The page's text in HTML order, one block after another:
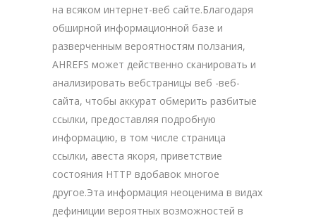
на всяком интернет-веб сайте.Благодаря
обширной информационной базе и
разверченным вероятностям ползания,
AHREFS может действенно сканировать и
анализировать вебстраницы веб -веб-
сайта, чтобы аккурат обмерить разбитые
ссылки, предоставляя подробную
информацию, в том числе страница
ссылки, авеста якоря, приветствие
состояния HTTP вдобавок многое
другое.Эта информация неоценима в видах
дефиниции вероятных возможностей в